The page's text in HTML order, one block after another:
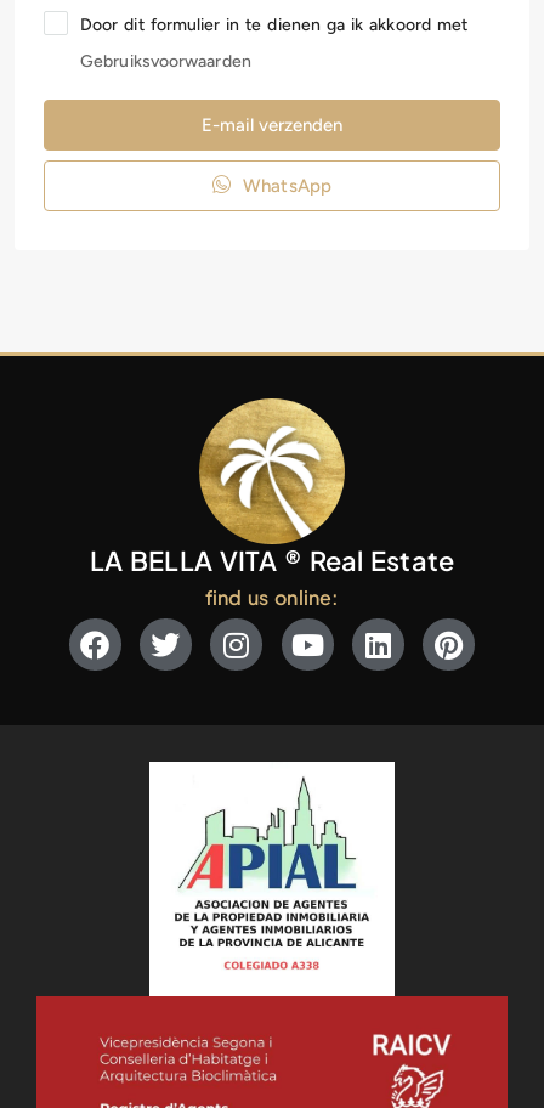
Door dit formulier in te dienen ga ik akkoord met
Gebruiksvoorwaarden
E-mail verzenden
WhatsApp
LA BELLA VITA ® Real Estate
find us online: